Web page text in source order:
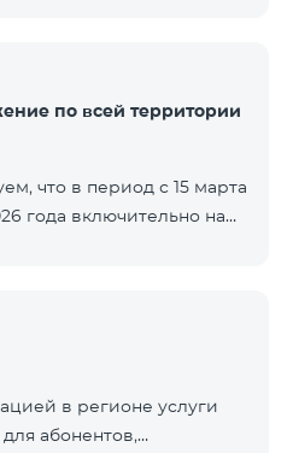
вопросам или для
информации просим
«Фаст Медиа».
по всей территории
что в период с 15 марта
года включительно на
со скидкой 25% при
с автоматическим
предоставляется со
месяцев. Кроме того, для
в регионе услуги
абонентов,